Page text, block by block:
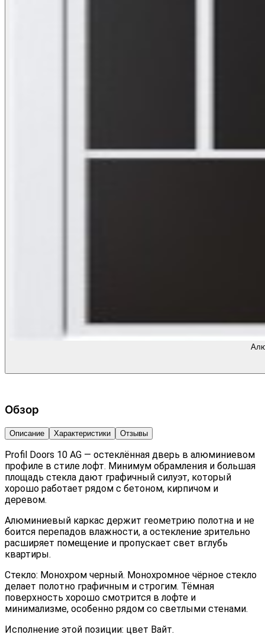
Обзор
Описание Характеристики Отзывы
Profil Doors 10 AG — остеклённая дверь в алюминиевом
профиле в стиле лофт. Минимум обрамления и большая
площадь стекла дают графичный силуэт, который
хорошо работает рядом с бетоном, кирпичом и
деревом.
Алюминиевый каркас держит геометрию полотна и не
боится перепадов влажности, а остекление зрительно
расширяет помещение и пропускает свет вглубь
квартиры.
Стекло: Монохром черный. Монохромное чёрное стекло
делает полотно графичным и строгим. Тёмная
поверхность хорошо смотрится в лофте и
минимализме, особенно рядом со светлыми стенами.
Исполнение этой позиции: цвет Вайт.